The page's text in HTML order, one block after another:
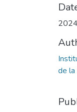
2024
de